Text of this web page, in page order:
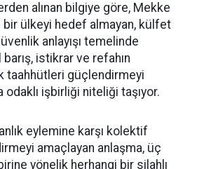
alınan bilgiye göre, Mekke
bir ülkeyi hedef almayan, külfet
anlayışı temelinde
istikrar ve refahın
taahhütleri güçlendirmeyi
işbirliği niteliği taşıyor.
eylemine karşı kolektif
amaçlayan anlaşma, üç
yönelik herhangi bir silahlı